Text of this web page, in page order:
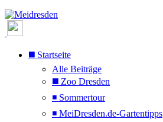
◼️ Startseite
Alle Beiträge
◼️ Zoo Dresden
◾ Sommertour
◾ MeiDresden.de-Gartentipps